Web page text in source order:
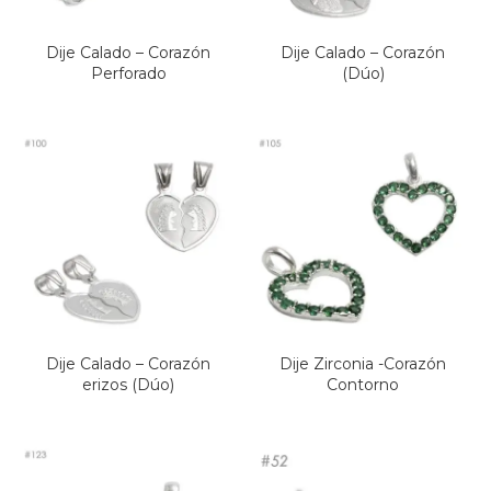
Dije Calado – Corazón
Perforado
Dije Calado – Corazón
(Dúo)
Dije Calado – Corazón
erizos (Dúo)
Dije Zirconia -Corazón
Contorno